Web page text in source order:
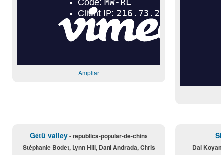
Ampliar
Gétû valley- republica-popular-de-china
Stéphanie Bodet, Lynn Hill, Dani Andrada, Chris
Dai